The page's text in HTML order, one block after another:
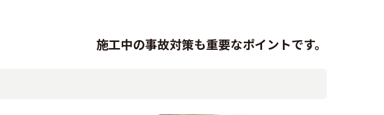
施工中の事故対策も重要なポイントです。